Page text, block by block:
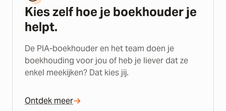
Kies zelf hoe je boekhouder je
helpt.
De PIA-boekhouder en het team doen je
boekhouding voor jou of heb je liever dat ze
enkel meekijken? Dat kies jij.
Ontdek meer